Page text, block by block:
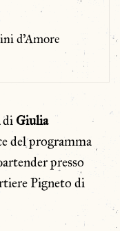
d’Amore
di Giulia
del programma
presso
Pigneto di